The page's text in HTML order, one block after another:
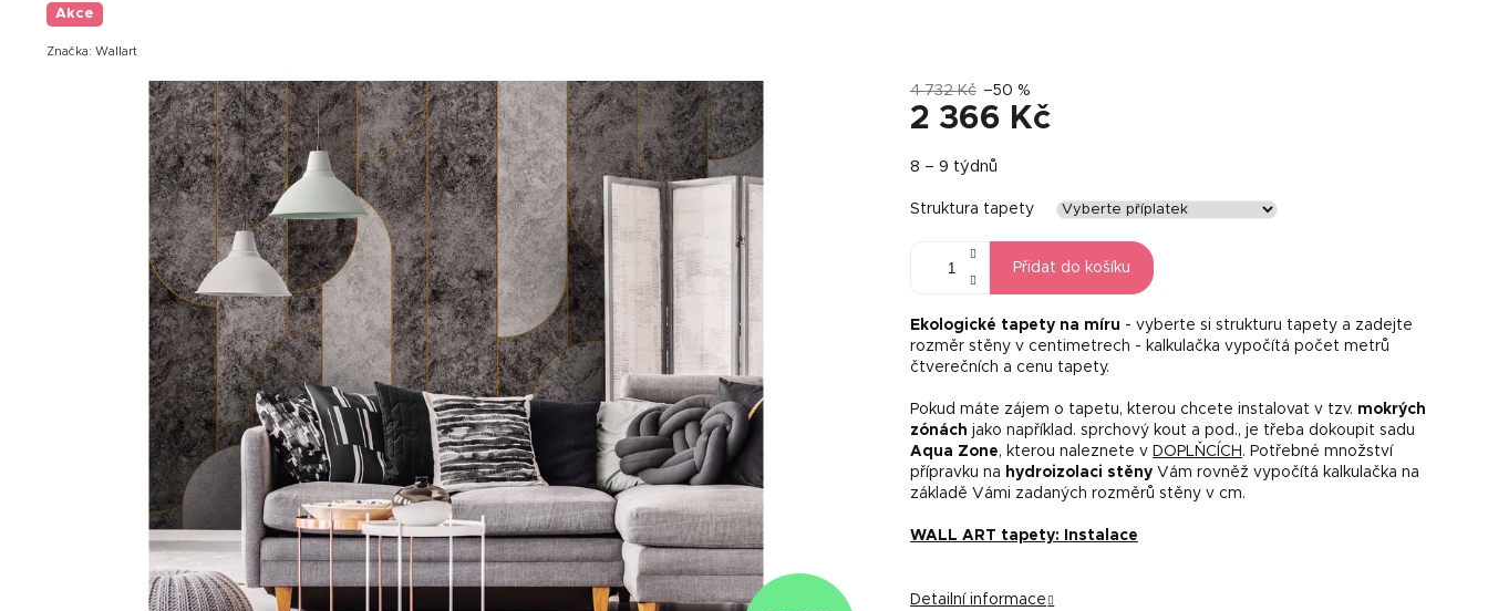
Akce
Značka: Wallart
4 732 Kč –50 %
2 366 Kč
cena:
8 – 9 týdnů
Struktura tapety
Přidat do košíku
Ekologické tapety na míru - vyberte si strukturu tapety a zadejte
rozměr stěny v centimetrech - kalkulačka vypočítá počet metrů
čtverečních a cenu tapety.
Pokud máte zájem o tapetu, kterou chcete instalovat v tzv. mokrých
zónách jako například. sprchový kout a pod., je třeba dokoupit sadu
Aqua Zone, kterou naleznete v DOPLŇCÍCH . Potřebné množství
přípravku na hydroizolaci stěny Vám rovněž vypočítá kalkulačka na
základě Vámi zadaných rozměrů stěny v cm.
WALL ART tapety: Instalace
Detailní informace